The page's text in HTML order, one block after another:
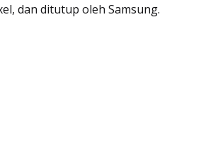
dan ditutup oleh Samsung.